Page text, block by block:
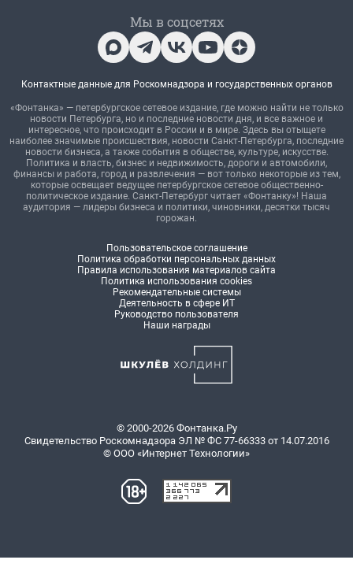
Мы в соцсетях
Контактные данные для Роскомнадзора и государственных органов
«Фонтанка» — петербургское сетевое издание, где можно найти не только
новости Петербурга, но и последние новости дня, и все важное и
интересное, что происходит в России и в мире. Здесь вы отыщете
наиболее значимые происшествия, новости Санкт-Петербурга, последние
новости бизнеса, а также события в обществе, культуре, искусстве.
Политика и власть, бизнес и недвижимость, дороги и автомобили,
финансы и работа, город и развлечения — вот только некоторые из тем,
которые освещает ведущее петербургское сетевое общественно-
политическое издание. Санкт-Петербург читает «Фонтанку»! Наша
аудитория — лидеры бизнеса и политики, чиновники, десятки тысяч
горожан.
Пользовательское соглашение
Политика обработки персональных данных
Правила использования материалов сайта
Политика использования cookies
Рекомендательные системы
Деятельность в сфере ИТ
Руководство пользователя
Наши награды
© 2000-2026 Фонтанка.Ру
Свидетельство Роскомнадзора ЭЛ № ФС 77-66333 от 14.07.2016
© ООО «Интернет Технологии»